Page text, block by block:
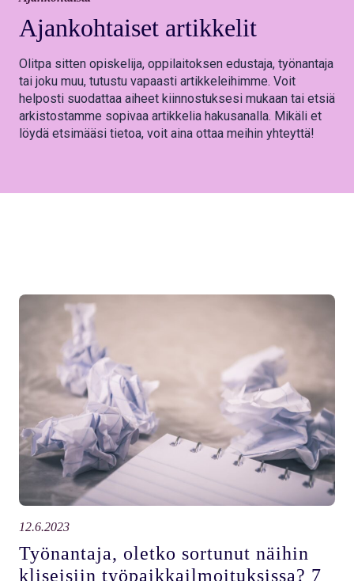
Ajankohtaiset artikkelit
Olitpa sitten opiskelija, oppilaitoksen edustaja, työnantaja
tai joku muu, tutustu vapaasti artikkeleihimme. Voit
helposti suodattaa aiheet kiinnostuksesi mukaan tai etsiä
arkistostamme sopivaa artikkelia hakusanalla. Mikäli et
löydä etsimääsi tietoa, voit aina ottaa meihin yhteyttä!
12.6.2023
Työnantaja, oletko sortunut näihin
kliseisiin työpaikkailmoituksissa? 7